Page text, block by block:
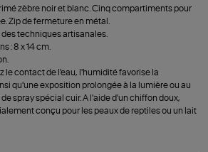
zèbre noir et blanc. Cinq compartiments pour
Zip de fermeture en métal.
des techniques artisanales.
: 8 x 14 cm.
le contact de l'eau, l'humidité favorise la
qu'une exposition prolongée à la lumière ou au
spray spécial cuir. A l'aide d'un chiffon doux,
conçu pour les peaux de reptiles ou un lait